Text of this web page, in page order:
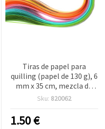
Tiras de papel para
quilling (papel de 130 g), 6
mm x 35 cm, mezcla de
colores pastel, 100 uds
Sku: 820062
1.50€